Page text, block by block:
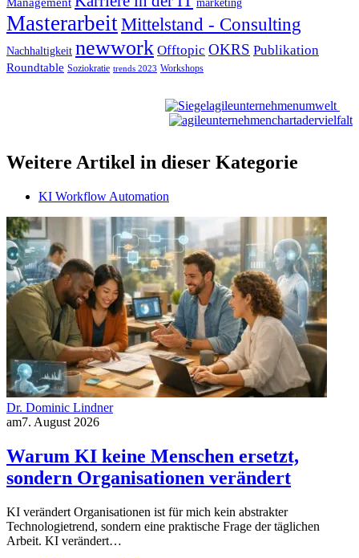
Management
marketing
MasterarbeitMittelstand - Consulting
Nachhaltigkeit newwork Offtopic OKRS Publikation
Roundtable Soziokratie trends 2023 Workshops
Weitere Artikel in dieser Kategorie
KI Workflow Automation
Dr. Dominic Lindner
am7. August 2026
Warum KI keine Menschen ersetzt,
sondern Organisationen verändert
KI verändert Organisationen ist für mich kein abstrakter
Technologietrend, sondern eine praktische Frage der täglichen
Arbeit. KI verändert…